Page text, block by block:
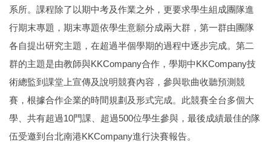
系所。課程除了以期中考及作業之外，更要求學生組成團隊進
行期末專題，期末專題依學生意願分成兩大群，第一群由團隊
各自提出研究主題，在超過半個學期的過程中逐步完成。第二
群的主題是由教師與KKCompany合作，學期中KKCompany技
術總監到課堂上宣傳及說明競賽內容，參與歌曲收聽預測競
賽，根據合作企業的時間規劃及形式完成。此競賽全台多個大
學、共有超過10門課、超過500位學生參與，最後成績最佳的隊
伍受邀到台北南港KKCompany進行決賽報告。